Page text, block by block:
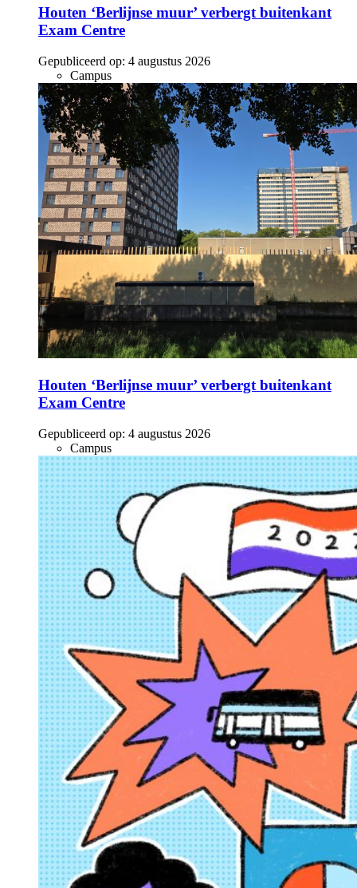
Houten ‘Berlijnse muur’ verbergt buitenkant
Exam Centre
Gepubliceerd op: 4 augustus 2026
Campus
Houten ‘Berlijnse muur’ verbergt buitenkant
Exam Centre
Gepubliceerd op: 4 augustus 2026
Campus